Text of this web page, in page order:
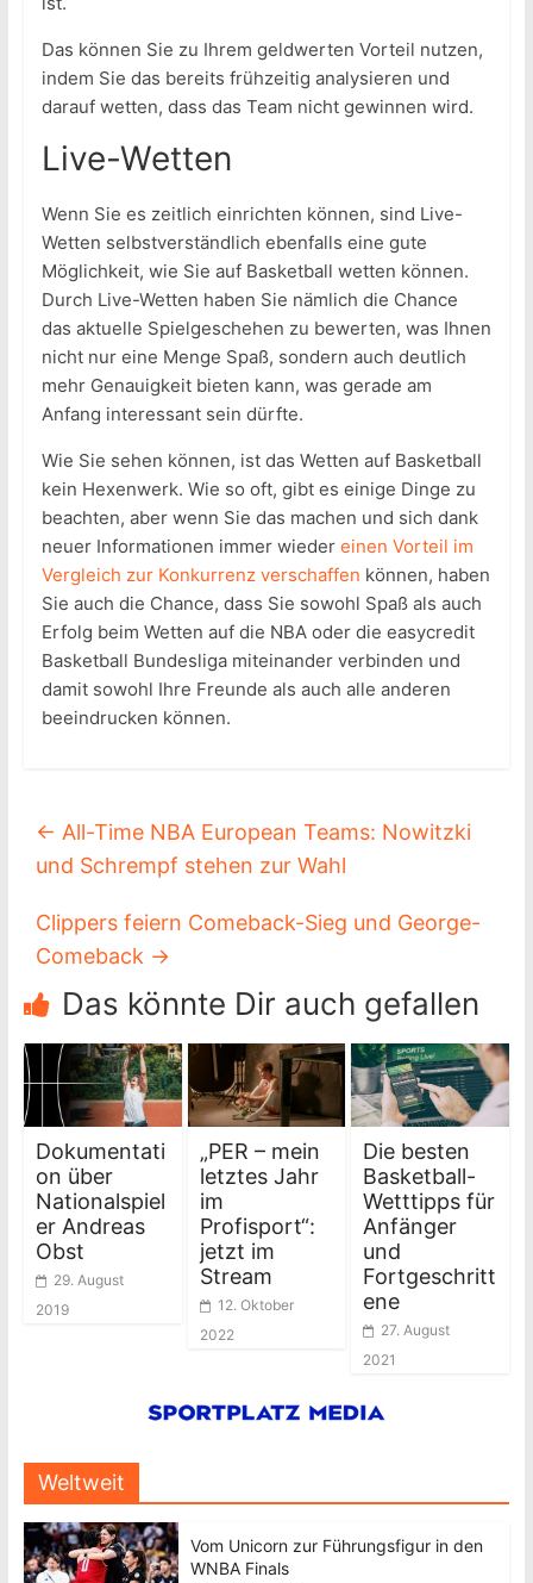
Das können Sie zu Ihrem geldwerten Vorteil nutzen,
indem Sie das bereits frühzeitig analysieren und
darauf wetten, dass das Team nicht gewinnen wird.
Live-Wetten
Wenn Sie es zeitlich einrichten können, sind Live-
Wetten selbstverständlich ebenfalls eine gute
Möglichkeit, wie Sie auf Basketball wetten können.
Durch Live-Wetten haben Sie nämlich die Chance
das aktuelle Spielgeschehen zu bewerten, was Ihnen
nicht nur eine Menge Spaß, sondern auch deutlich
mehr Genauigkeit bieten kann, was gerade am
Anfang interessant sein dürfte.
Wie Sie sehen können, ist das Wetten auf Basketball
kein Hexenwerk. Wie so oft, gibt es einige Dinge zu
beachten, aber wenn Sie das machen und sich dank
neuer Informationen immer wieder einen Vorteil im
Vergleich zur Konkurrenz verschaffen können, haben
Sie auch die Chance, dass Sie sowohl Spaß als auch
Erfolg beim Wetten auf die NBA oder die easycredit
Basketball Bundesliga miteinander verbinden und
damit sowohl Ihre Freunde als auch alle anderen
beeindrucken können.
← All-Time NBA European Teams: Nowitzki
und Schrempf stehen zur Wahl
Clippers feiern Comeback-Sieg und George-
Comeback →
Das könnte Dir auch gefallen
Dokumentati
on über
Nationalspiel
er Andreas
Obst
29. August
2019
„PER – mein
letztes Jahr
im
Profisport“:
jetzt im
Stream
12. Oktober
2022
Die besten
Basketball-
Wetttipps für
Anfänger
und
Fortgeschritt
ene
27. August
2021
Weltweit
Vom Unicorn zur Führungsfigur in den
WNBA Finals